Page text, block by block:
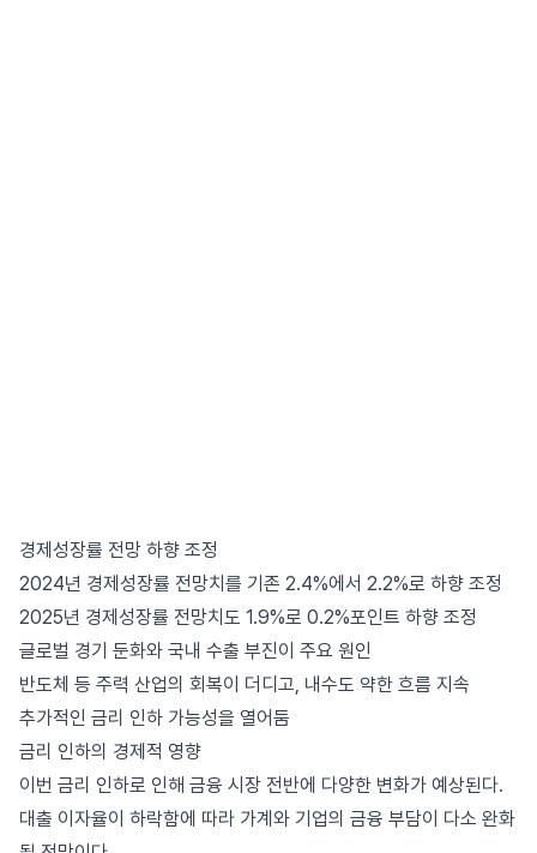
경제성장률 전망 하향 조정
2024년 경제성장률 전망치를 기존 2.4%에서 2.2%로 하향 조정
2025년 경제성장률 전망치도 1.9%로 0.2%포인트 하향 조정
글로벌 경기 둔화와 국내 수출 부진이 주요 원인
반도체 등 주력 산업의 회복이 더디고, 내수도 약한 흐름 지속
추가적인 금리 인하 가능성을 열어둠
금리 인하의 경제적 영향
이번 금리 인하로 인해 금융 시장 전반에 다양한 변화가 예상된다.
대출 이자율이 하락함에 따라 가계와 기업의 금융 부담이 다소 완화